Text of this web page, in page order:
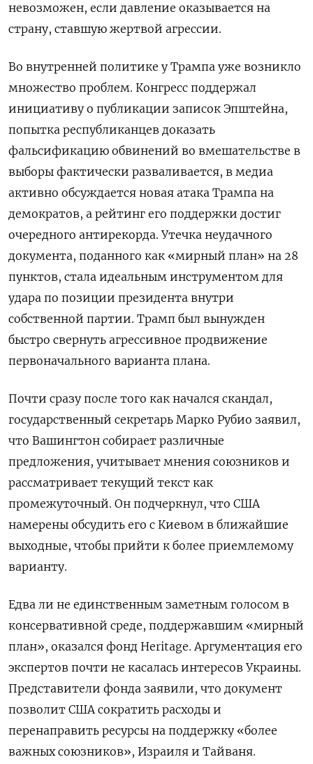
невозможен, если давление оказывается на
страну, ставшую жертвой агрессии.
Во внутренней политике у Трампа уже возникло
множество проблем. Конгресс поддержал
инициативу о публикации записок Эпштейна,
попытка республиканцев доказать
фальсификацию обвинений во вмешательстве в
выборы фактически разваливается, в медиа
активно обсуждается новая атака Трампа на
демократов, а рейтинг его поддержки достиг
очередного антирекорда. Утечка неудачного
документа, поданного как «мирный план» на 28
пунктов, стала идеальным инструментом для
удара по позиции президента внутри
собственной партии. Трамп был вынужден
быстро свернуть агрессивное продвижение
первоначального варианта плана.
Почти сразу после того как начался скандал,
государственный секретарь Марко Рубио заявил,
что Вашингтон собирает различные
предложения, учитывает мнения союзников и
рассматривает текущий текст как
промежуточный. Он подчеркнул, что США
намерены обсудить его с Киевом в ближайшие
выходные, чтобы прийти к более приемлемому
варианту.
Едва ли не единственным заметным голосом в
консервативной среде, поддержавшим «мирный
план», оказался фонд Heritage. Аргументация его
экспертов почти не касалась интересов Украины.
Представители фонда заявили, что документ
позволит США сократить расходы и
перенаправить ресурсы на поддержку «более
важных союзников», Израиля и Тайваня.